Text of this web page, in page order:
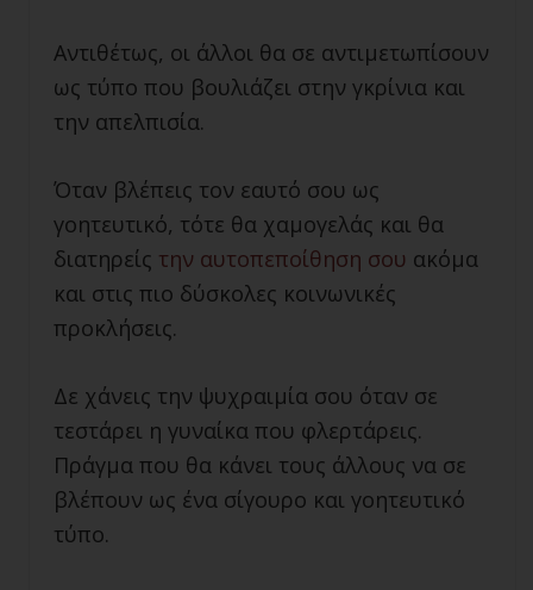
Αντιθέτως, οι άλλοι θα σε αντιμετωπίσουν
ως τύπο που βουλιάζει στην γκρίνια και
την απελπισία.
Όταν βλέπεις τον εαυτό σου ως
γοητευτικό, τότε θα χαμογελάς και θα
διατηρείς την αυτοπεποίθηση σου ακόμα
και στις πιο δύσκολες κοινωνικές
προκλήσεις.
Δε χάνεις την ψυχραιμία σου όταν σε
τεστάρει η γυναίκα που φλερτάρεις.
Πράγμα που θα κάνει τους άλλους να σε
βλέπουν ως ένα σίγουρο και γοητευτικό
τύπο.